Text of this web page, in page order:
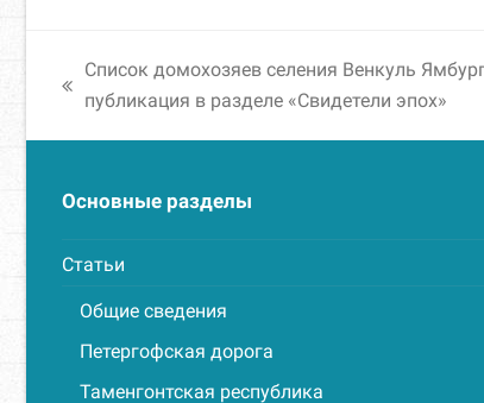
previous
Список домохозяев селения Венкуль
публикация в разделе «Свидетели эпох»
Основные разделы
Статьи
Общие сведения
Петергофская дорога
Таменгонтская республика